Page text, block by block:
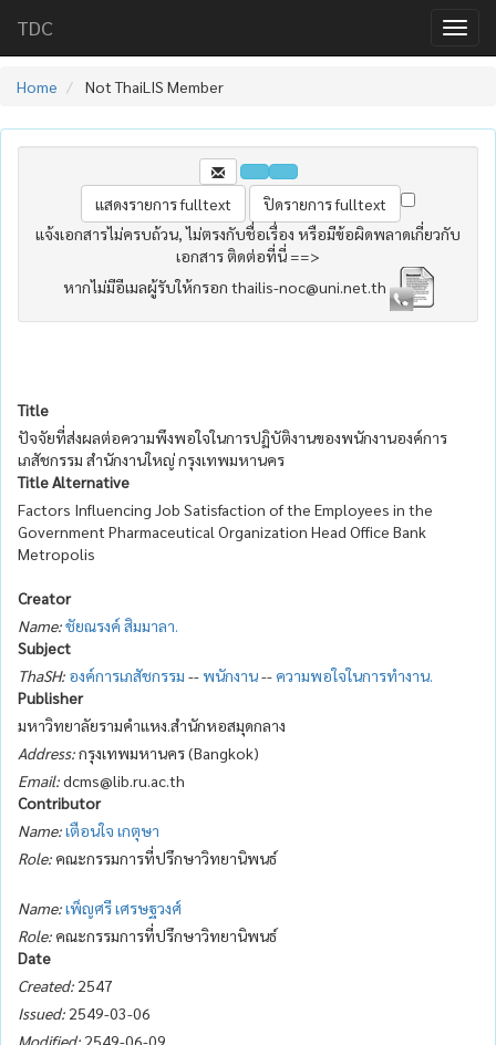
TDC
Home Not ThaiLIS Member
แจ้งเอกสารไม่ครบถ้วน, ไม่ตรงกับชื่อเรื่อง หรือมีข้อผิดพลาดเกี่ยวกับ
เอกสาร ติดต่อที่นี่ ==>
หากไม่มีอีเมลผู้รับให้กรอก thailis-noc@uni.net.th
Title
ปัจจัยที่ส่งผลต่อความพึงพอใจในการปฏิบัติงานของพนักงานองค์การ
เภสัชกรรม สำนักงานใหญ่ กรุงเทพมหานคร
Title Alternative
Factors Influencing Job Satisfaction of the Employees in the
Government Pharmaceutical Organization Head Office Bank
Metropolis
Creator
Name:ชัยณรงค์ สิมมาลา.
Subject
ThaSH: องค์การเภสัชกรรม --พนักงาน-- ความพอใจในการทำงาน.
Publisher
มหาวิทยาลัยรามคำแหง.สำนักหอสมุดกลาง
Address:กรุงเทพมหานคร (Bangkok)
Email:dcms@lib.ru.ac.th
Contributor
Name:เตือนใจ เกตุษา
Role: คณะกรรมการที่ปรึกษาวิทยานิพนธ์
Name:เพ็ญศรี เศรษฐวงศ์
Role: คณะกรรมการที่ปรึกษาวิทยานิพนธ์
Date
Created: 2547
Issued: 2549-03-06
Modified: 2549-06-09